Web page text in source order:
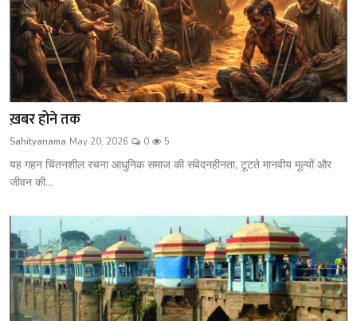
कहानी
कविता
आलेख
शख्सियत
धरोहर
यात्रावृत्तांत
उपन्यास
सिनेमा
ख़बर होने तक
Sahityanama May 20, 2026 0 5
यह गहन चिंतनशील रचना आधुनिक समाज की संवेदनहीनता, टूटते मानवीय मूल्यों और
जीवन की...